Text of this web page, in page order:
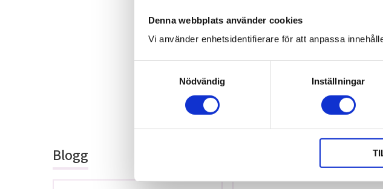
Denna webbplats använder cookies
Vi använder enhetsidentifierare för att anpassa
s
Nödvändig Inställningar
Bli den första att lämna ett
Blogg